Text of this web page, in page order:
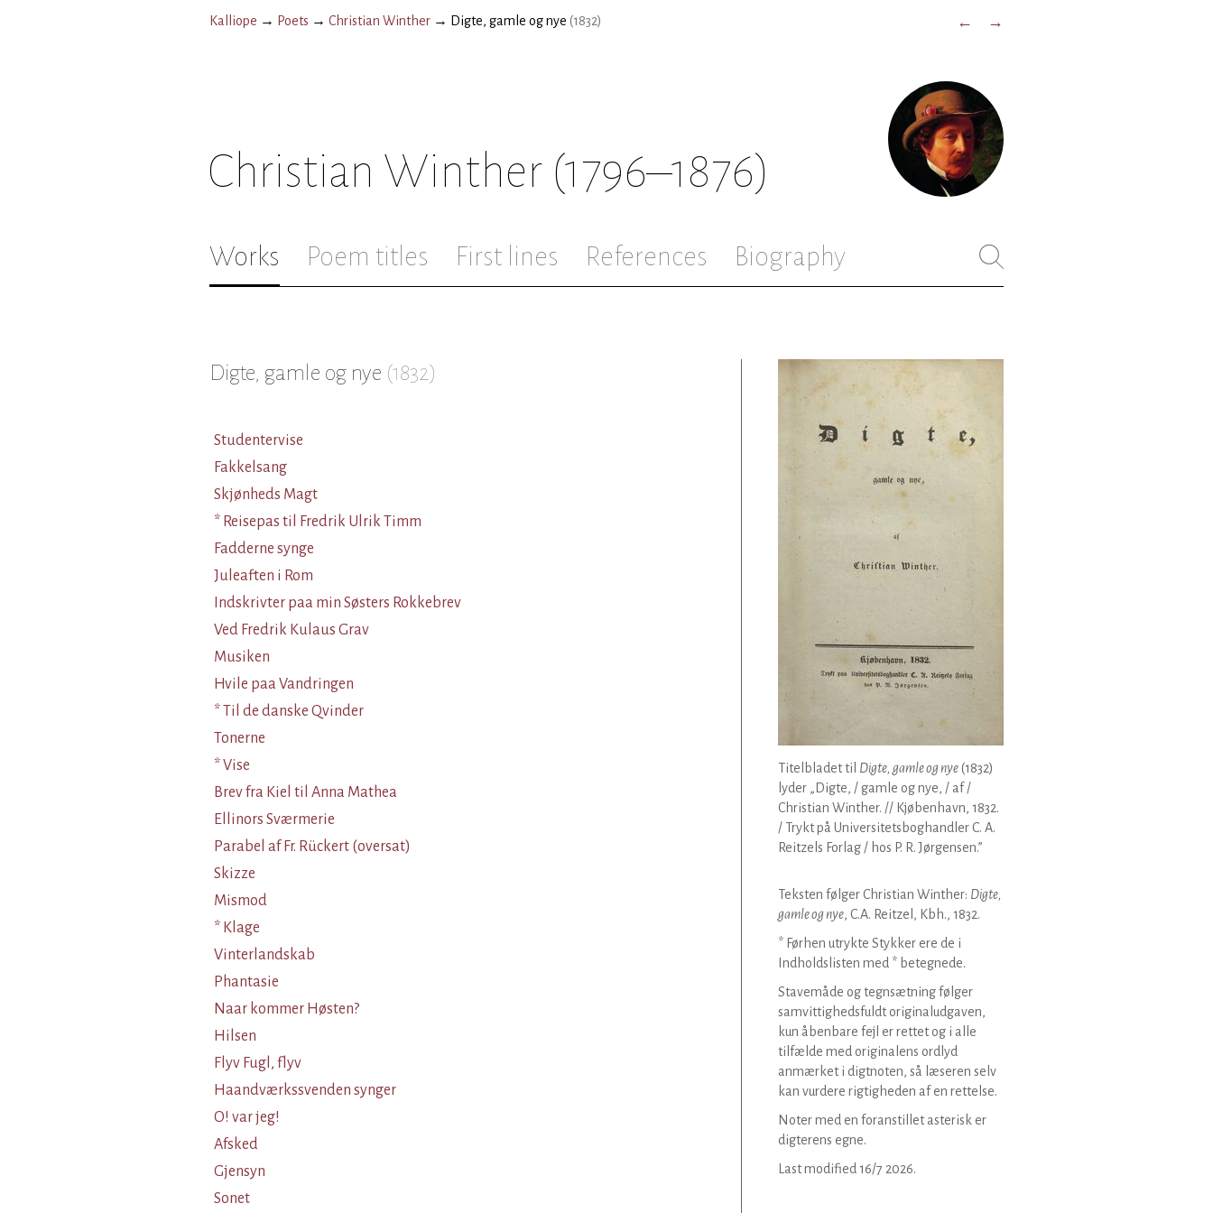
Kalliope → Poets → Christian Winther → Digte, gamle og nye (1832) ← →
Christian Winther (1796–1876)
Works Poem titles First lines References Biography
Digte, gamle og nye (1832)
Studentervise
Fakkelsang
Skjønheds Magt
* Reisepas til Fredrik Ulrik Timm
Fadderne synge
Juleaften i Rom
Indskrivter paa min Søsters Rokkebrev
Ved Fredrik Kulaus Grav
Musiken
Hvile paa Vandringen
* Til de danske Qvinder
Tonerne
* Vise
Brev fra Kiel til Anna Mathea
Ellinors Sværmerie
Parabel af Fr. Rückert (oversat)
Skizze
Mismod
* Klage
Vinterlandskab
Phantasie
Naar kommer Høsten?
Hilsen
Flyv Fugl, flyv
Haandværkssvenden synger
O! var jeg!
Afsked
Gjensyn
Sonet
Titelbladet til Digte, gamle og nye(1832)
lyder „Digte, / gamle og nye, / af /
Christian Winther. // Kjøbenhavn, 1832.
/ Trykt på Universitetsboghandler C. A.
Reitzels Forlag / hos P. R. Jørgensen.”
Teksten følger Christian Winther: Digte,
gamle og nye, C.A. Reitzel, Kbh., 1832.
* Førhen utrykte Stykker ere de i
Indholdslisten med * betegnede.
Stavemåde og tegnsætning følger
samvittighedsfuldt originaludgaven,
kun åbenbare fejl er rettet og i alle
tilfælde med originalens ordlyd
anmærket i digtnoten, så læseren selv
kan vurdere rigtigheden af en rettelse.
Noter med en foranstillet asterisk er
digterens egne.
Last modified 16/7 2026.